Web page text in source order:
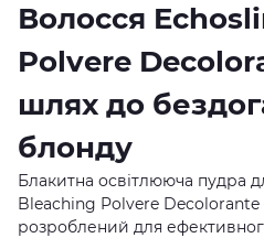
Волосся
Polvere
шлях до
блонду
Блакитна освітлююча пудра
Bleaching Polvere Decolorante
розроблений для